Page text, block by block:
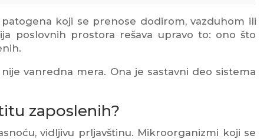
koji se prenose dodirom, vazduhom ili
poslovnih prostora rešava upravo to: ono što
vanredna mera. Ona je sastavni deo sistema
zaposlenih?
vidljivu prljavštinu. Mikroorganizmi koji se